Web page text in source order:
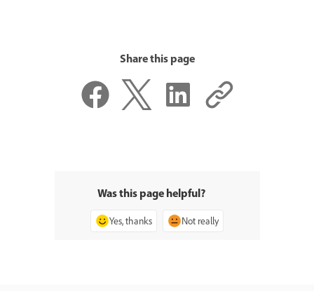
Share this page
Was this page helpful?
Yes, thanks Not really